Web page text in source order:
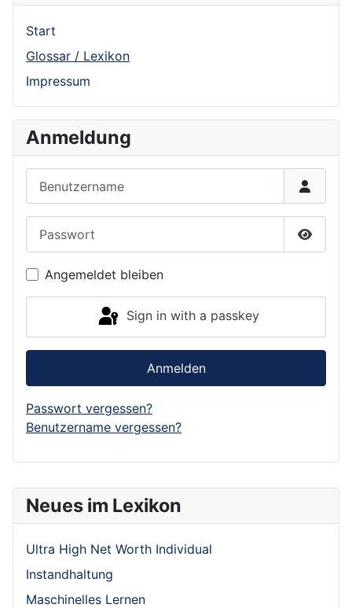
Neues im Lexikon
Ultra High Net Worth Individual
Instandhaltung
Maschinelles Lernen
Start
Glossar / Lexikon
Impressum
Anmeldung
Show
Angemeldet bleiben
Sign in with a passkey
Anmelden
Passwort vergessen?
Benutzername vergessen?